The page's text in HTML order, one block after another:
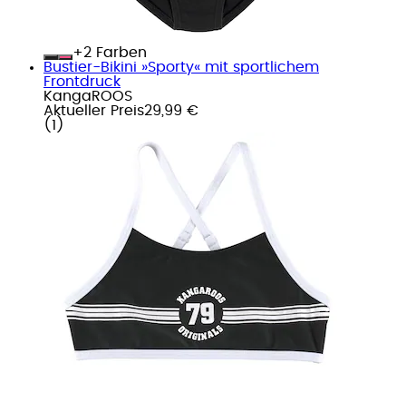
+
Farben
Bustier-Bikini »Sporty« mit sportlichem
Frontdruck
KangaROOS
Aktueller Preis29,99 €
( 1 )